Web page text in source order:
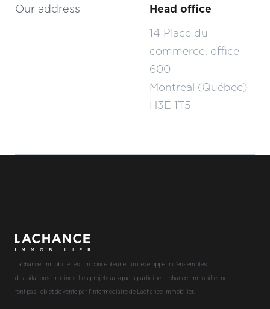
Our address Head office
14 Place du
commerce, office
600
Montreal (Québec)
H3E 1T5
Lachance Immobilier est un concepteur et un développeur d'ensembles
d'habitations urbaines. Les projets auxquels participe Lachance Immobilier ne
font pas l'objet de vente par l'intermédiaire de Lachance Immobilier.